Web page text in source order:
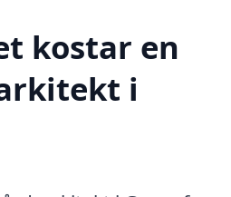
kostar en
i